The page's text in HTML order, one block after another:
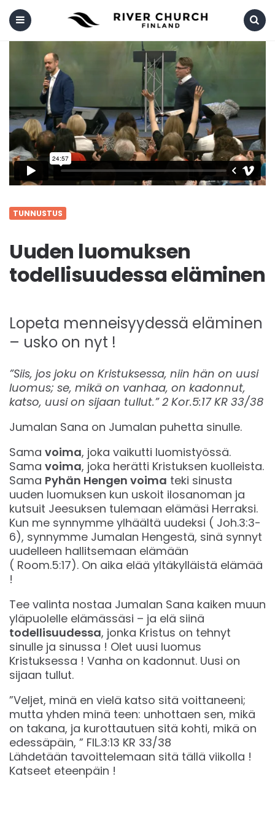
Menu Search
TUNNUSTUS
Uuden luomuksen
todellisuudessa eläminen
Lopeta menneisyydessä eläminen
– usko on nyt !
”Siis, jos joku on Kristuksessa, niin hän on uusi
luomus; se, mikä on vanhaa, on kadonnut,
katso, uusi on sijaan tullut.” 2 Kor.5:17 KR 33/38
Jumalan Sana on Jumalan puhetta sinulle.
Sama voima, joka vaikutti luomistyössä.
Sama voima, joka herätti Kristuksen kuolleista.
Sama Pyhän Hengen voima teki sinusta
uuden luomuksen kun uskoit ilosanoman ja
kutsuit Jeesuksen tulemaan elämäsi Herraksi.
Kun me synnymme ylhäältä uudeksi ( Joh.3:3-
6), synnymme Jumalan Hengestä, sinä synnyt
uudelleen hallitsemaan elämään
( Room.5:17). On aika elää yltäkylläistä elämää
!
Tee valinta nostaa Jumalan Sana kaiken muun
yläpuolelle elämässäsi – ja elä siinä
todellisuudessa, jonka Kristus on tehnyt
sinulle ja sinussa ! Olet uusi luomus
Kristuksessa ! Vanha on kadonnut. Uusi on
sijaan tullut.
”Veljet, minä en vielä katso sitä voittaneeni;
mutta yhden minä teen: unhottaen sen, mikä
on takana, ja kurottautuen sitä kohti, mikä on
edessäpäin, ” FIL.3:13 KR 33/38
Lähdetään tavoittelemaan sitä tällä viikolla !
Katseet eteenpäin !